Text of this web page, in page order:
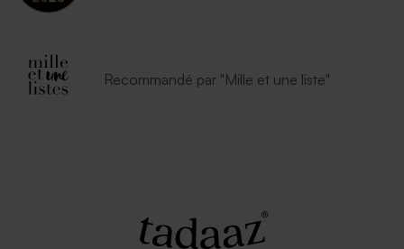
Recommandé par "Mille et une liste"